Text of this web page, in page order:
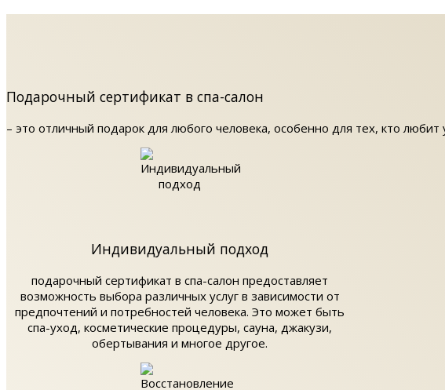
Подарочный сертификат в спа-салон
– это отличный подарок для любого человека, особенно для тех, кто
Индивидуальный подход
подарочный сертификат в спа-салон предоставляет
возможность выбора различных услуг в зависимости от
предпочтений и потребностей человека. Это может быть
спа-уход, косметические процедуры, сауна, джакузи,
обертывания и многое другое.